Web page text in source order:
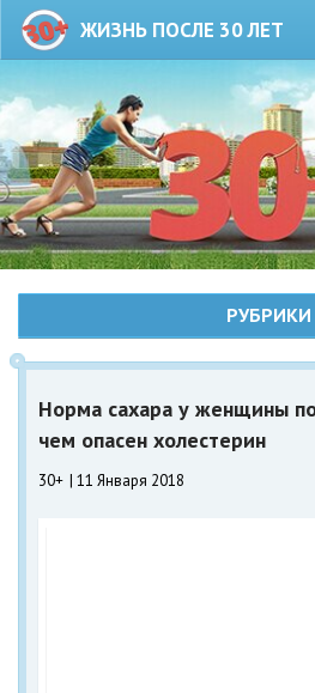
ЖИЗНЬ ПОСЛЕ 30 ЛЕТ
РУБРИКИ
Норма сахара у женщины
чем опасен холестерин
30+ 11 Января 2018